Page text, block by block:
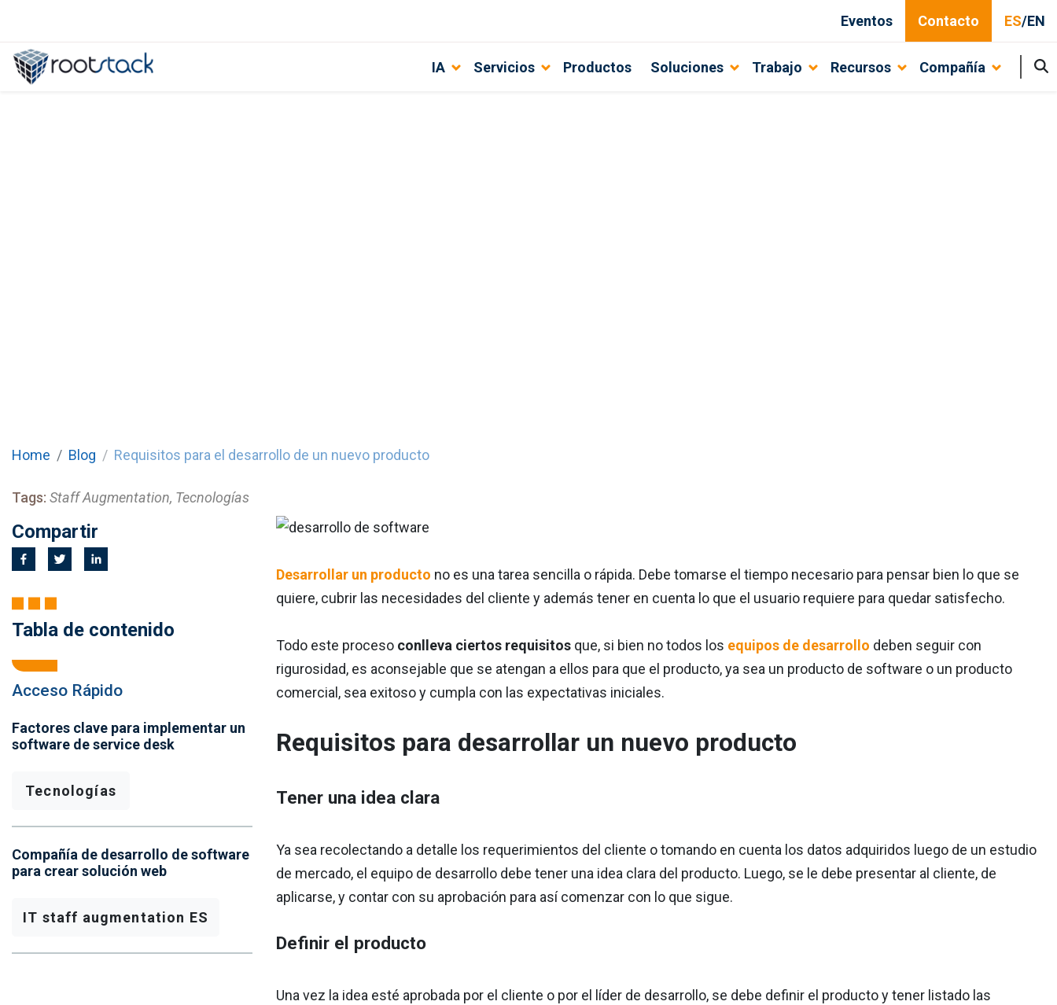
Eventos Contacto ES/EN
IA Servicios Productos Soluciones Trabajo Recursos Compañía
Home Blog Requisitos para el desarrollo de un nuevo producto
Tags: Staff Augmentation, Tecnologías
Compartir
Tabla de contenido
Acceso Rápido
Factores clave para implementar un
software de service desk
Tecnologías
Compañía de desarrollo de software
para crear solución web
IT staff augmentation ES
Desarrollar un producto no es una tarea sencilla o rápida. Debe tomarse el tiempo necesario para pensar bien lo que se
quiere, cubrir las necesidades del cliente y además tener en cuenta lo que el usuario requiere para quedar satisfecho.
Todo este proceso conlleva ciertos requisitos que, si bien no todos los equipos de desarrollo deben seguir con
rigurosidad, es aconsejable que se atengan a ellos para que el producto, ya sea un producto de software o un producto
comercial, sea exitoso y cumpla con las expectativas iniciales.
Requisitos para desarrollar un nuevo producto
Tener una idea clara
Ya sea recolectando a detalle los requerimientos del cliente o tomando en cuenta los datos adquiridos luego de un estudio
de mercado, el equipo de desarrollo debe tener una idea clara del producto. Luego, se le debe presentar al cliente, de
aplicarse, y contar con su aprobación para así comenzar con lo que sigue.
Definir el producto
Una vez la idea esté aprobada por el cliente o por el líder de desarrollo, se debe definir el producto y tener listado las